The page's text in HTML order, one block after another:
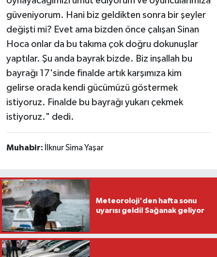
güveniyorum. Hani biz geldikten sonra bir şeyler
değişti mi? Evet ama bizden önce çalışan Sinan
Hoca onlar da bu takıma çok doğru dokunuşlar
yaptılar. Şu anda bayrak bizde. Biz inşallah bu
bayrağı 17'sinde finalde artık karşımıza kim
gelirse orada kendi gücümüzü göstermek
istiyoruz. Finalde bu bayrağı yukarı çekmek
istiyoruz." dedi.
Muhabir: İlknur Sima Yaşar
Meteoroloji'den hafta sonu
uyarısı geldi! Sağanak geliyor